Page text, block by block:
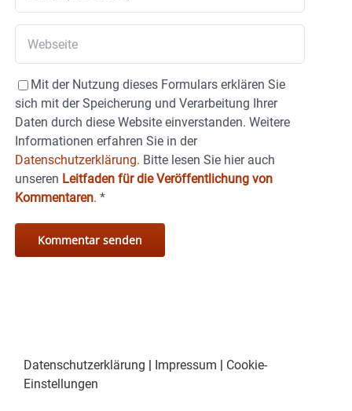
Mit der Nutzung dieses Formulars erklären Sie
sich mit der Speicherung und Verarbeitung Ihrer
Daten durch diese Website einverstanden. Weitere
Informationen erfahren Sie in der
Datenschutzerklärung. Bitte lesen Sie hier auch
unseren Leitfaden für die Veröffentlichung von
Kommentaren. *
Datenschutzerklärung Impressum
Cookie-
Einstellungen